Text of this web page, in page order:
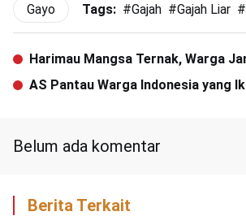
Gayo Tags: #Gajah #Gajah Liar #
Harimau Mangsa Ternak, Warga
AS Pantau Warga Indonesia yang
Belum ada komentar
Berita Terkait